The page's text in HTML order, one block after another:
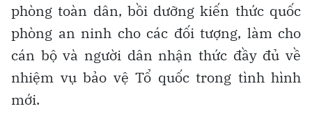
phòng toàn dân, bồi dưỡng kiến thức quốc
phòng an ninh cho các đối tượng, làm cho
cán bộ và người dân nhận thức đầy đủ về
nhiệm vụ bảo vệ Tổ quốc trong tình hình
mới.